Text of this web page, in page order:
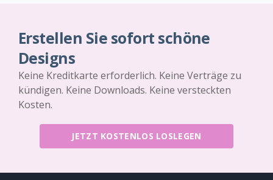
Erstellen Sie sofort schöne
Designs
Keine Kreditkarte erforderlich. Keine Verträge zu
kündigen. Keine Downloads. Keine versteckten
Kosten.
JETZT KOSTENLOS LOSLEGEN